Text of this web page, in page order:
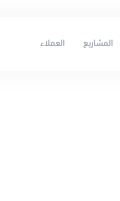
المشاريع العملاء